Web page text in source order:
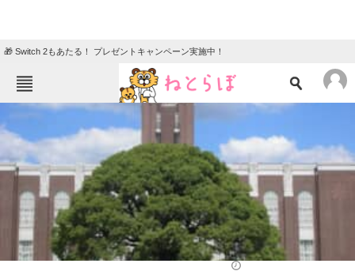
🎁 Switch 2もあたる！ プレゼントキャンペーン実施中！
ねとらぼメニュー
TOP
エンタメ クイズ
グルメ 地域
住まい 教育・育児
動物 リサーチ